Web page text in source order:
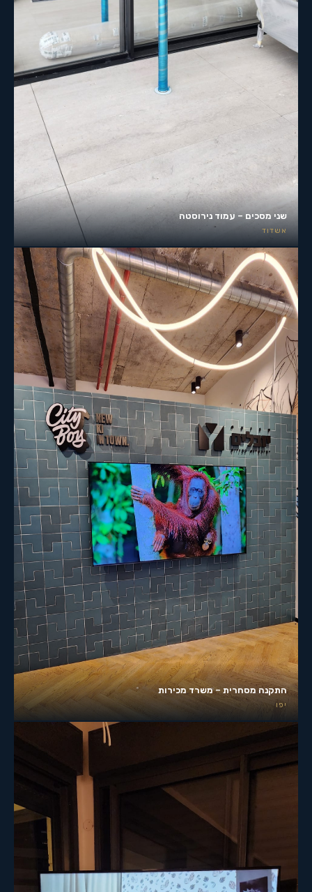
שני מסכים – עמוד נירוסטה
אשדוד
התקנה מסחרית – משרד מכירות
יפו